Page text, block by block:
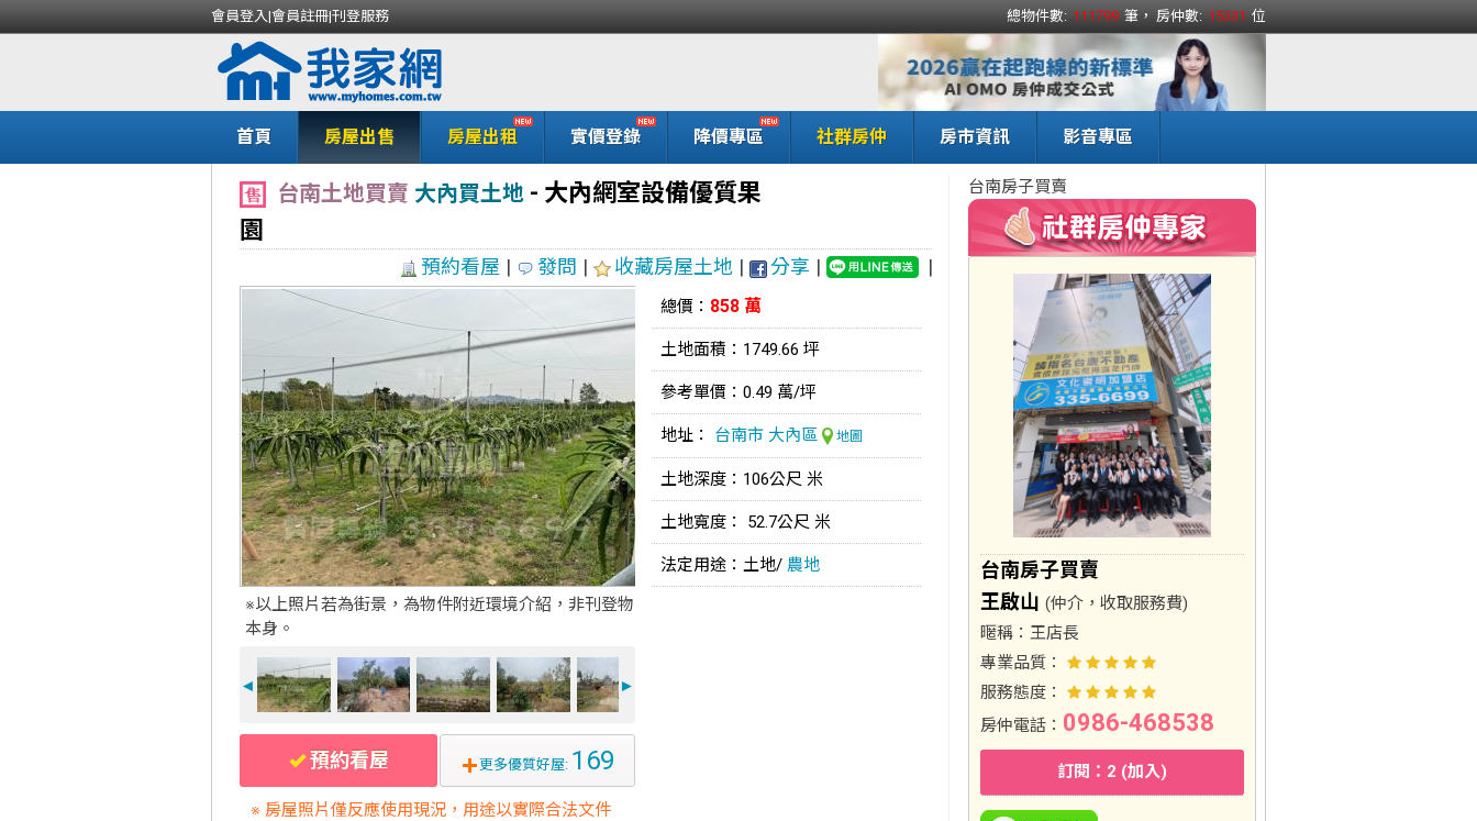
會員登入|會員註冊|刊登服務 總物件數: 111799 筆， 房仲數: 15331 位
首頁 房屋出售 房屋出租 實價登錄 降價專區 社群房仲 房市資訊 影音專區
台南土地買賣 大內買土地 - 大內網室設備優質果
園
預約看屋 | 發問 | 收藏房屋土地 | 分享 | |
※以上照片若為街景，為物件附近環境介紹，非刊登物
本身。
◄ ►
預約看屋 更多優質好屋: 169
※ 房屋照片僅反應使用現況，用途以實際合法文件
總價： 858 萬
土地面積：1749.66 坪
參考單價：0.49 萬/坪
地址： 台南市 大內區 地圖
土地深度：106公尺 米
土地寬度： 52.7公尺 米
法定用途：土地/ 農地
台南房子買賣
台南房子買賣
王啟山 (仲介，收取服務費)
暱稱： 王店長
專業品質：
服務態度：
房仲電話： 0986-468538
訂閱：2 (加入)